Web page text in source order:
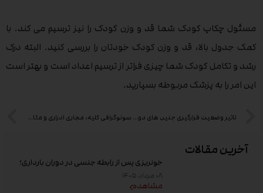
آخرین مقالات
خونریزی پس از رابطه جنسی در دوران بارداری؛
علت و زمان مراجعه به پزشک
۰۸ مرداد ۱۴۰۵
مشاهده
مسئول چکاپ کودک شما قد و وزن کودک را نیز ترسیم می کند. با
کمک جدول بالا، قد و وزن کودک خودتان را بررسی کنید. البته درک
رشد و تکامل کودک شما چیزی فراتر از ترسیم اعداد است و بهتر است
این امر را به پزشک مربوطه بسپارید.
تاثیر وضعیت قرارگیری جنین های دوقلو بر دردهای زایمانی و انجام زایمان سونوگرافی کلیه، مجاری ادراری و مثانه در تهران